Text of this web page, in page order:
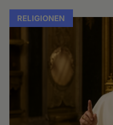
RELIGIONEN